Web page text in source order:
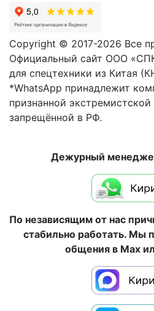
Copyright © 2017-2026 Все
Официальный сайт ООО
для спецтехники из Китая
*WhatsApp принадлежит
признанной
запрещённой в РФ.
Дежурный
По независящим от нас
стабильно работать. Мы
общения в Max